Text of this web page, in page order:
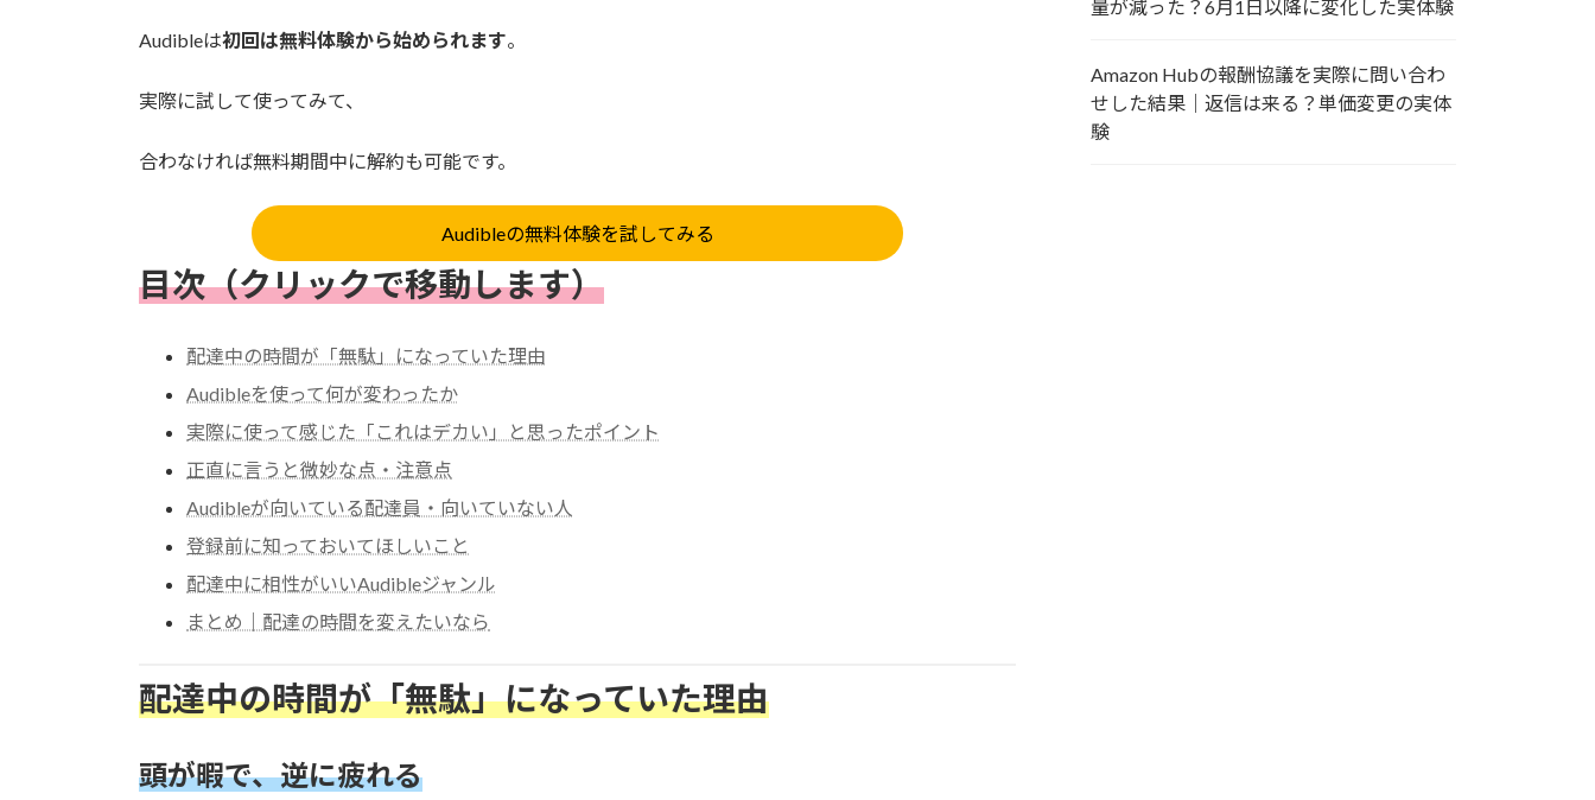
Audibleは初回は無料体験から始められます。
実際に試して使ってみて、
合わなければ無料期間中に解約も可能です。
Audibleの無料体験を試してみる
目次（クリックで移動します）
配達中の時間が「無駄」になっていた理由
Audibleを使って何が変わったか
実際に使って感じた「これはデカい」と思ったポイント
正直に言うと微妙な点・注意点
Audibleが向いている配達員・向いていない人
登録前に知っておいてほしいこと
配達中に相性がいいAudibleジャンル
まとめ｜配達の時間を変えたいなら
配達中の時間が「無駄」になっていた理由
頭が暇で、逆に疲れる
量が減った？6月1日以降に変化した実体験
Amazon Hubの報酬協議を実際に問い合わ
せした結果｜返信は来る？単価変更の実体
験